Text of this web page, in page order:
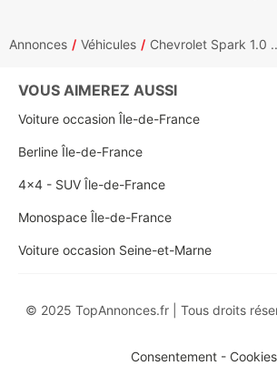
Annonces Véhicules Chevrolet Spark 1.0
VOUS AIMEREZ AUSSI
Voiture occasion Île-de-France
Berline Île-de-France
4x4 - SUV Île-de-France
Monospace Île-de-France
Voiture occasion Seine-et-Marne
© 2025 TopAnnonces.fr | Tous droits
Consentement - Cookies